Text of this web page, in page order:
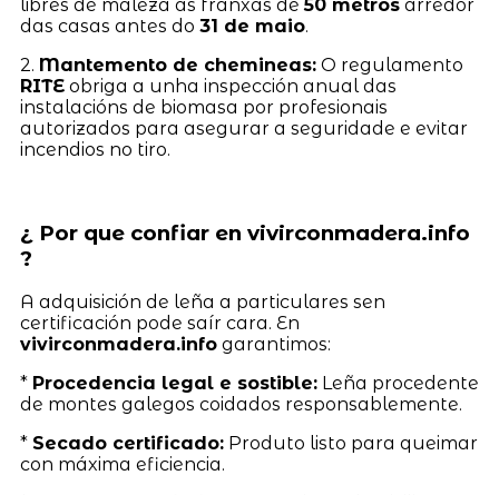
libres de maleza as franxas de50 metrosarredor
das casas antes do 31 de maio.
2. Mantemento de chemineas:O regulamento
RITEobriga a unha inspección anual das
instalacións de biomasa por profesionais
autorizados para asegurar a seguridade e evitar
incendios no tiro.
¿ Por que confiar en vivirconmadera.info
?
A adquisición de leña a particulares sen
certificación pode saír cara. En
vivirconmadera.infogarantimos:
* Procedencia legal e sostible:Leña procedente
de montes galegos coidados responsablemente.
* Secado certificado:Produto listo para queimar
con máxima eficiencia.